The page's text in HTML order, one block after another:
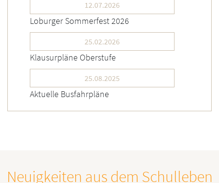
12.07.2026
Loburger Sommerfest 2026
25.02.2026
Klausurpläne Oberstufe
25.08.2025
Aktuelle Busfahrpläne
Neuigkeiten aus dem Schulleben